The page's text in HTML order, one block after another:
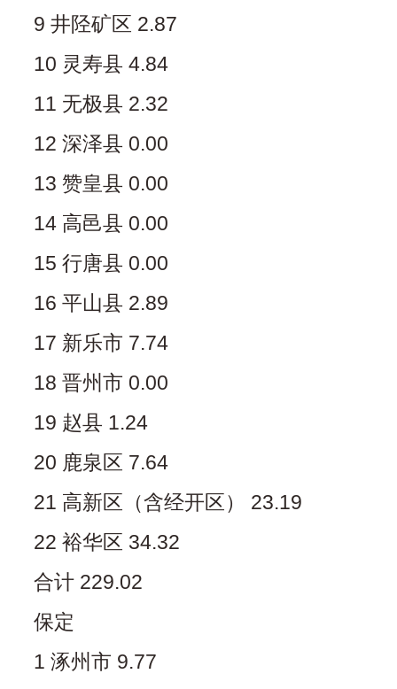
9 井陉矿区 2.87
10 灵寿县 4.84
11 无极县 2.32
12 深泽县 0.00
13 赞皇县 0.00
14 高邑县 0.00
15 行唐县 0.00
16 平山县 2.89
17 新乐市 7.74
18 晋州市 0.00
19 赵县 1.24
20 鹿泉区 7.64
21 高新区（含经开区） 23.19
22 裕华区 34.32
合计 229.02
保定
1 涿州市 9.77